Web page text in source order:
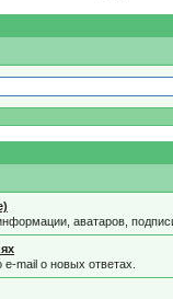
аватаров,
mail о новых ответах.